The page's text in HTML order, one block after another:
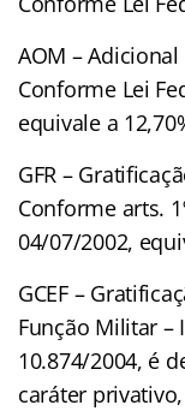
AOM –
Conforme Lei
equivale a
GFR –
Conforme arts.
04/07/2002,
GCEF –
Função Militar –
10.874/2004, é
caráter